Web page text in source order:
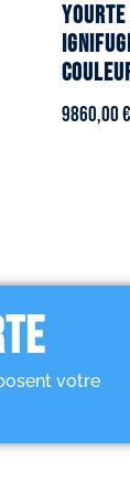
9860,00€
votre